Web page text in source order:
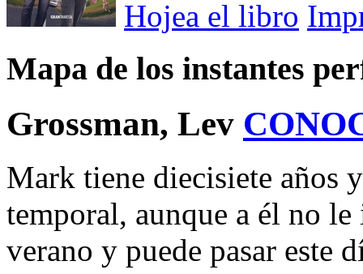
Hojea el libro
Mapa de los instantes
Grossman, Lev
Mark tiene diecisiete años
temporal, aunque a él no
verano y puede pasar este